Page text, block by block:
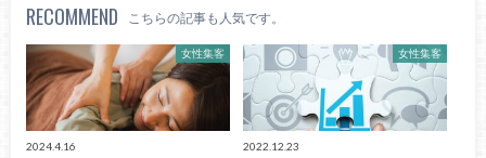
RECOMMEND こちらの記事も人気です。
女性集客
2024.4.16
女性集客
2022.12.23